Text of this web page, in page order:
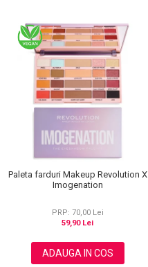
Paleta farduri Makeup Revolution X
Imogenation
PRP: 70,00 Lei
59,90 Lei
ADAUGA IN COS